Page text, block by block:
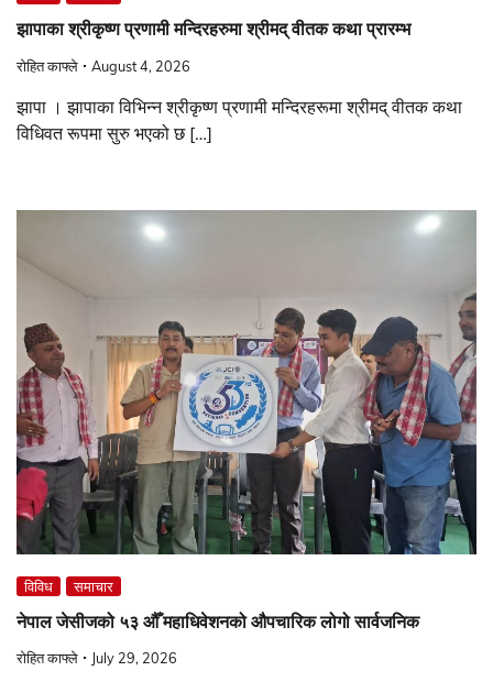
झापाका श्रीकृष्ण प्रणामी मन्दिरहरुमा श्रीमद् वीतक कथा प्रारम्भ
रोहित काफ्ले August 4, 2026
झापा । झापाका विभिन्न श्रीकृष्ण प्रणामी मन्दिरहरूमा श्रीमद् वीतक कथा
विधिवत रूपमा सुरु भएको छ […]
विविध समाचार
नेपाल जेसीजको ५३ औँ महाधिवेशनको औपचारिक लोगो सार्वजनिक
रोहित काफ्ले July 29, 2026